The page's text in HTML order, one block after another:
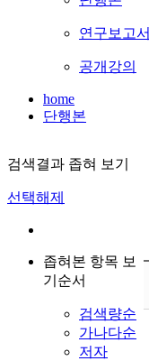
연구보고서
공개강의
home
단행본
검색결과 좁혀 보기
선택해제
좁혀본 항목 보
기순서
검색량순
가나다순
저자